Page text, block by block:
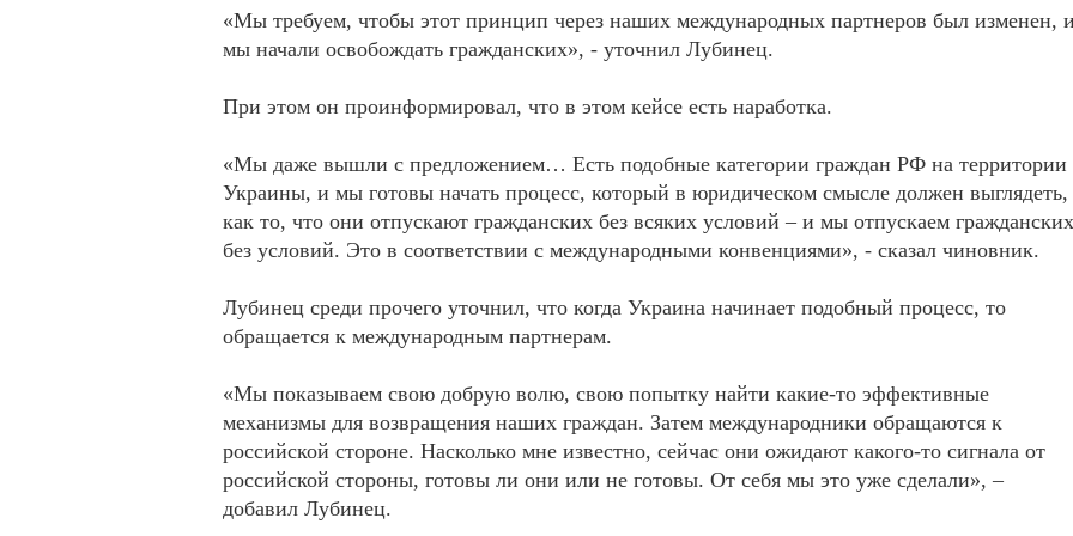
«Мы требуем, чтобы этот принцип через наших международных партнеров был изменен, и
мы начали освобождать гражданских», - уточнил Лубинец.
При этом он проинформировал, что в этом кейсе есть наработка.
«Мы даже вышли с предложением… Есть подобные категории граждан РФ на территории
Украины, и мы готовы начать процесс, который в юридическом смысле должен выглядеть,
как то, что они отпускают гражданских без всяких условий – и мы отпускаем гражданских
без условий. Это в соответствии с международными конвенциями», - сказал чиновник.
Лубинец среди прочего уточнил, что когда Украина начинает подобный процесс, то
обращается к международным партнерам.
«Мы показываем свою добрую волю, свою попытку найти какие-то эффективные
механизмы для возвращения наших граждан. Затем международники обращаются к
российской стороне. Насколько мне известно, сейчас они ожидают какого-то сигнала от
российской стороны, готовы ли они или не готовы. От себя мы это уже сделали», –
добавил Лубинец.